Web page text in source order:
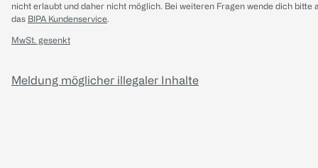
nicht erlaubt und daher nicht möglich. Bei weiteren Fragen wende dich bitte
das BIPA Kundenservice.
MwSt. gesenkt
Meldung möglicher illegaler Inhalte